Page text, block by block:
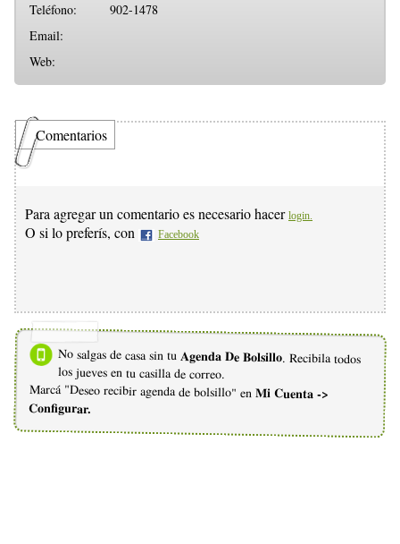
Teléfono:
902-1478
Email:
Web:
Comentarios
Para agregar un comentario es necesario hacer login.
O si lo preferís, con Facebook
No salgas de casa sin tu Agenda De Bolsillo. Recibila todos
los jueves en tu casilla de correo.
Marcá "Deseo recibir agenda de bolsillo" en Mi Cuenta ->
Configurar.